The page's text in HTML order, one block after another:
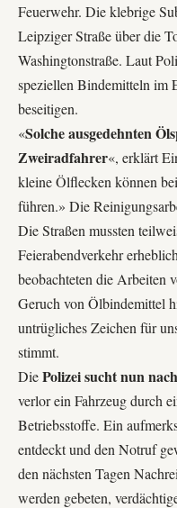
Feuerwehr. Die klebrige
Leipziger Straße über die
Washingtonstraße. Laut
speziellen Bindemitteln im
beseitigen.
«Solche ausgedehnten
Zweiradfahrer«, erklärt
kleine Ölflecken können
führen.» Die
Die Straßen mussten
Feierabendverkehr
beobachteten die Arbeiten
Geruch von Ölbindemittel
untrügliches Zeichen für
stimmt.
DiePolizei sucht nun
verlor ein Fahrzeug durch
Betriebsstoffe. Ein
entdeckt und den Notruf
den nächsten Tagen
werden gebeten,